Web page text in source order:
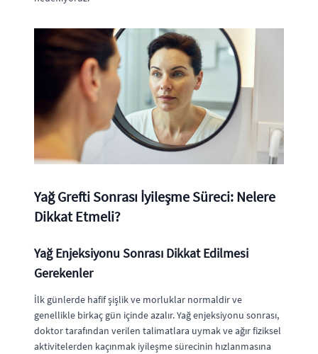
Yağ Grefti Sonrası İyileşme Süreci: Nelere
Dikkat Etmeli?
Yağ Enjeksiyonu Sonrası Dikkat Edilmesi
Gerekenler
İlk günlerde hafif şişlik ve morluklar normaldir ve
genellikle birkaç gün içinde azalır. Yağ enjeksiyonu sonrası,
doktor tarafından verilen talimatlara uymak ve ağır fiziksel
aktivitelerden kaçınmak iyileşme sürecinin hızlanmasına